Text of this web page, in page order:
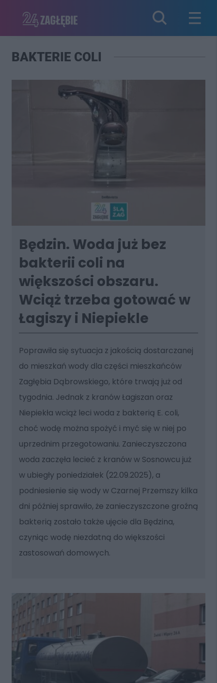
BAKTERIE COLI
Będzin. Woda już bez
bakterii coli na
większości obszaru.
Wciąż trzeba gotować w
Łagiszy i Niepiekle
Poprawiła się sytuacja z jakością dostarczanej
do mieszkań wody dla części mieszkańców
Zagłębia Dąbrowskiego, które trwają już od
tygodnia. Jednak z kranów Łagiszan oraz
Niepiekła wciąż leci woda z bakterią E. coli,
choć wodę można spożyć i myć się w niej po
uprzednim przegotowaniu. Zanieczyszczona
woda zaczęła lecieć z kranów w Sosnowcu już
w ubiegły poniedziałek (22.09.2025), a
podniesienie się wody w Czarnej Przemszy kilka
dni później sprawiło, że zanieczyszczone groźną
bakterią zostało także ujęcie dla Będzina,
czyniąc wodę niezdatną do większości
zastosowań domowych.